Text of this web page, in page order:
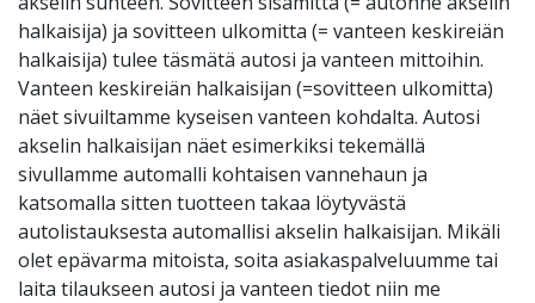
halkaisija) ja sovitteen ulkomitta (= vanteen keskireiän
halkaisija) tulee täsmätä autosi ja vanteen mittoihin.
Vanteen keskireiän halkaisijan (=sovitteen ulkomitta)
näet sivuiltamme kyseisen vanteen kohdalta. Autosi
akselin halkaisijan näet esimerkiksi tekemällä
sivullamme automalli kohtaisen vannehaun ja
katsomalla sitten tuotteen takaa löytyvästä
autolistauksesta automallisi akselin halkaisijan. Mikäli
olet epävarma mitoista, soita asiakaspalveluumme tai
laita tilaukseen autosi ja vanteen tiedot niin me